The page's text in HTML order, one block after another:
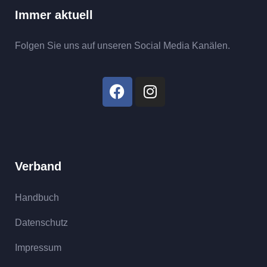
Immer aktuell
Folgen Sie uns auf unseren Social Media Kanälen.
Verband
Handbuch
Datenschutz
Impressum